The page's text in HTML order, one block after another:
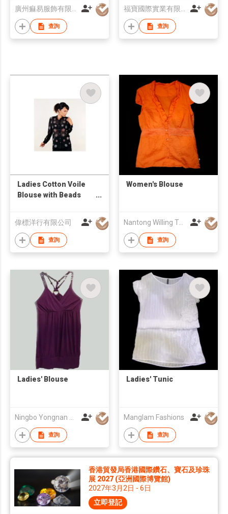
查詢 查詢
Ladies Cotton Voile
Blouse with Beads
偉標洋行有限公司
查詢
Women's Blouse
Nantong Willing Textiles Co Ltd
查詢
Ladies' Blouse
Ningbo Yongnan Knitting Co Ltd
查詢
Ladies' Tunic
Manglam Fashions
查詢
香港貿發局香港國際鑽石、寶石及珍珠
展 2027 (亞洲國際博覽館)
2027年3月2日 - 6日
立即登記